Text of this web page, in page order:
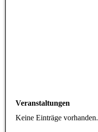
Veranstaltungen
Keine Einträge vorhanden.